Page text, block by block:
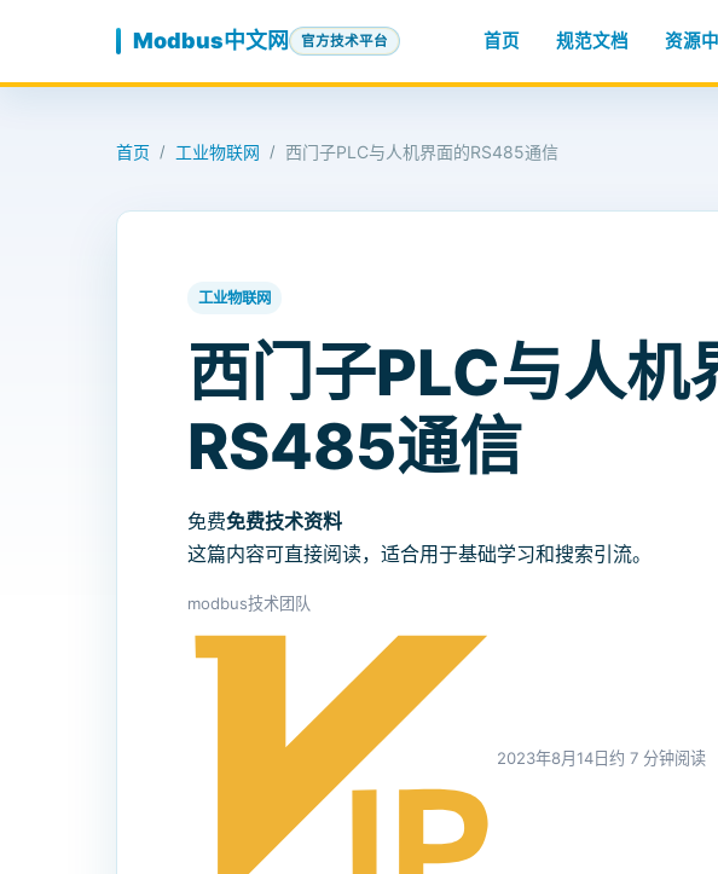
Modbus中文网 官方技术平台 首页 规范文档 资源
首页 / 工业物联网 / 西门子PLC与人机界面的RS485通信
工业物联网
西门子PLC与人机
RS485通信
免费免费技术资料
这篇内容可直接阅读，适合用于基础学习和搜索引流。
modbus技术团队
2023年8月14日约 7 分钟阅读